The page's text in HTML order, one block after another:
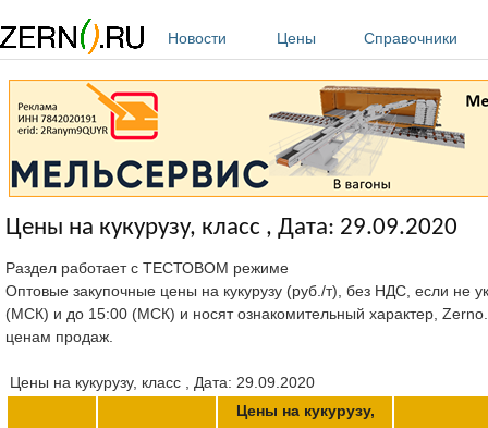
Новости
Цены Справочники
Цены на кукурузу, класс , Дата: 29.09.2020
Раздел работает с ТЕСТОВОМ режиме
Оптовые закупочные цены на кукурузу (руб./т), без НДС, если не
(МСК) и до 15:00 (МСК) и носят ознакомительный характер,
ценам продаж.
Цены на кукурузу, класс , Дата: 29.09.2020
Цены на кукурузу,